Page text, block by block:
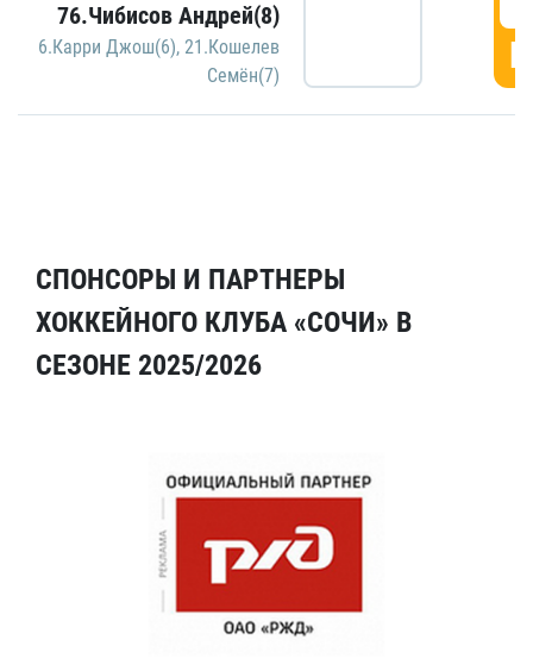
76.Чибисов Андрей(8)
6.Карри Джош(6), 21.Кошелев
Семён(7)
СПОНСОРЫ И ПАРТНЕРЫ
ХОККЕЙНОГО КЛУБА «СОЧИ» В
СЕЗОНЕ 2025/2026